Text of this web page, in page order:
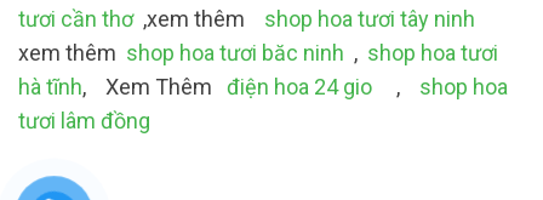
tươi cần thơ,xem thêm shop hoa tươi tây ninh
xem thêm shop hoa tươi băc ninh , shop hoa tươi
hà tĩnh, Xem Thêm điện hoa 24 gio ,
shop hoa
tươi lâm đồng